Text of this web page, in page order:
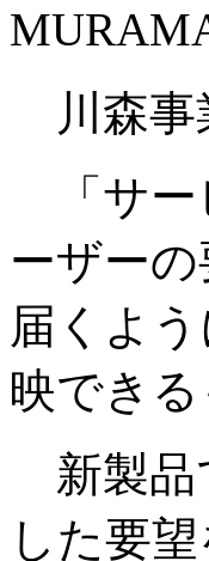
川森事
「サー
ーザー
届くよ
映でき
新製品
した要